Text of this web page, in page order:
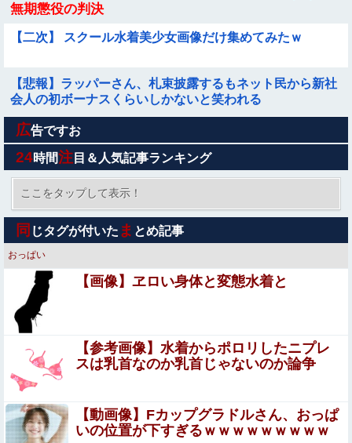
無期懲役の判決
【二次】 スクール水着美少女画像だけ集めてみたｗ
【悲報】ラッパーさん、札束披露するもネット民から新社
会人の初ボーナスくらいしかないと笑われる
【閲覧注意】巨大ホホジロザメに食い殺された男子高校生
の画像、これ公開されちゃダメなやつだろ…
【画像】JKダンス部、部員の８割が巨乳のムホホ部だっ
たｗｗｗｗ
【悲報】佐藤二朗さん主演の「踊る」スピンオフ作品、結
局撮影中止が決定wwwwwwwwwwww
コスプレイヤーまめだいふくさんが駅のホームでパンモロ
事故
妊婦・田中みな実さん、背中と横乳を大胆露出して公の場
に出てしまうｗｗｗｗｗｗ
【悲報】高市早苗さん、平和式典で防弾ガラスに囲われな
がらスピーチ
【ウマ娘】シュヴァちはもう手遅れ
広告ですお
24時間注 目＆人気記事ランキング
ここをタップして表示！
同 じタグが付いた ま とめ記事
おっぱい
【画像】ヱロい身体と変態水着と
【参考画像】水着からポロリしたニプレ
スは乳首なのか乳首じゃないのか論争
【動画像】Fカップグラドルさん、おっぱ
いの位置が下すぎるｗｗｗｗｗｗｗｗｗ